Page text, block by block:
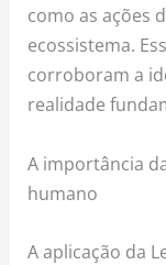
como as ações
ecossistema.
corroboram a
realidade
A importância
humano
A aplicação da